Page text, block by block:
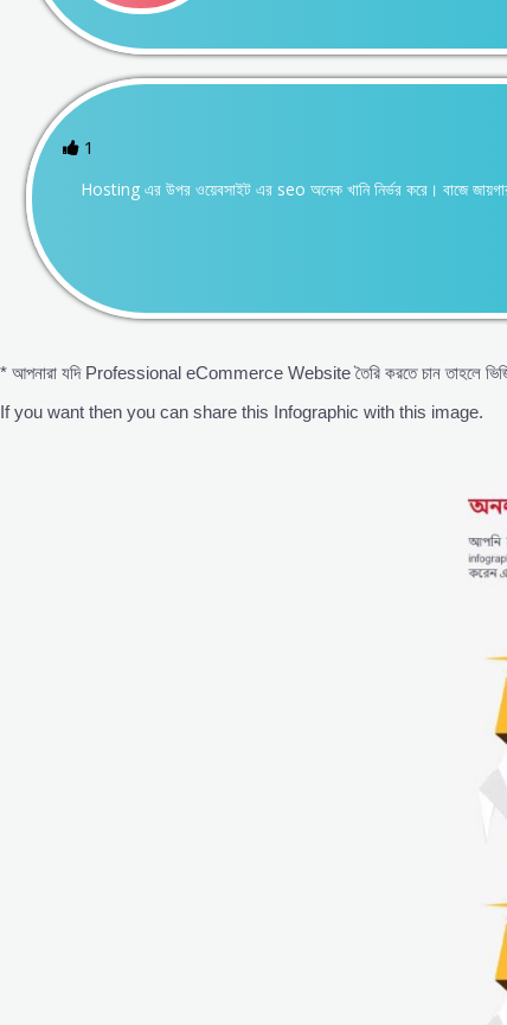
1
Hosting এর উপর ওয়েবসাইট এর seo অনেক খানি নির্ভর করে। বাজে
* আপনারা যদি Professional eCommerce Website তৈরি করতে চান তাহলে
If you want then you can share this Infographic with this image.